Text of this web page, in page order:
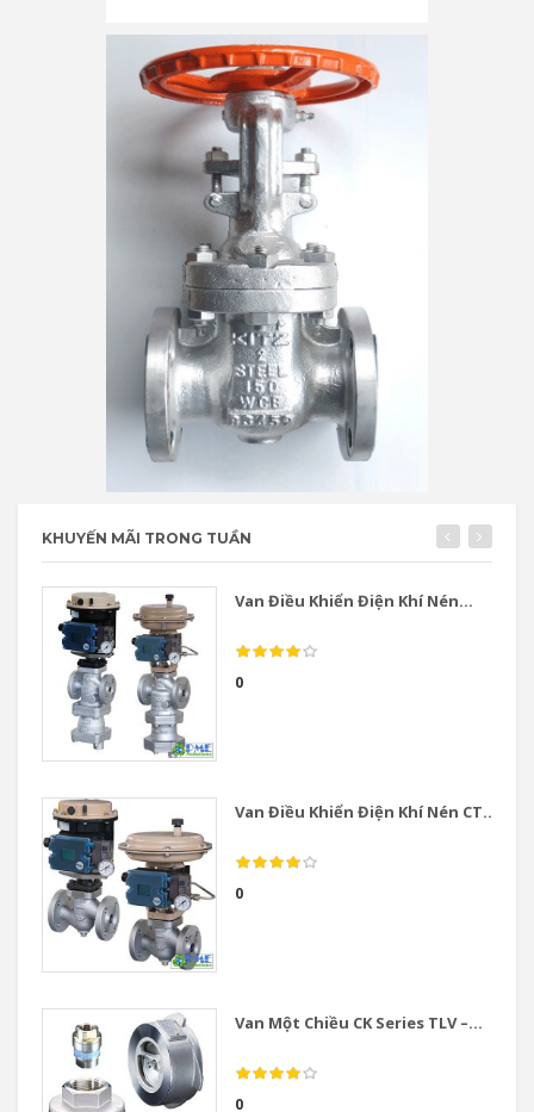
KHUYẾN MÃI TRONG TUẦN
Van Điều Khiển Điện Khí Nén...
0
Van Điều Khiển Điện Khí Nén CT...
0
Van Một Chiều CK Series TLV –...
0